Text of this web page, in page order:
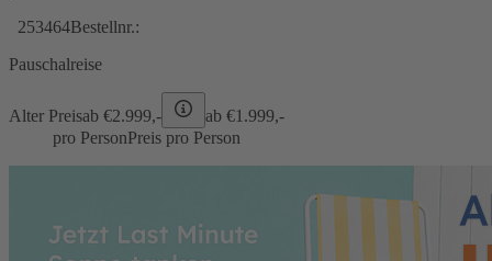
253464Bestellnr.:
Pauschalreise
Alter Preisab €2.999,- ab €1.999,-
pro PersonPreis pro Person